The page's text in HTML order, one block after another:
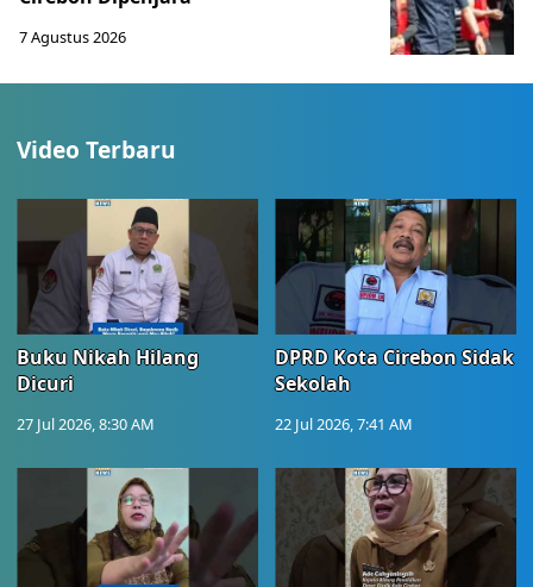
7 Agustus 2026
Video Terbaru
Buku Nikah Hilang
Dicuri
27 Jul 2026, 8:30 AM
DPRD Kota Cirebon Sidak
Sekolah
22 Jul 2026, 7:41 AM